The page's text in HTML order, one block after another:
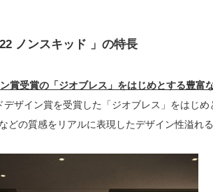
ノンスキッド 」の特長
賞受賞の「ジオブレス」をはじめとする豊富
デザイン賞を受賞した「ジオブレス」をはじ
どの質感をリアルに表現したデザイン性溢れ